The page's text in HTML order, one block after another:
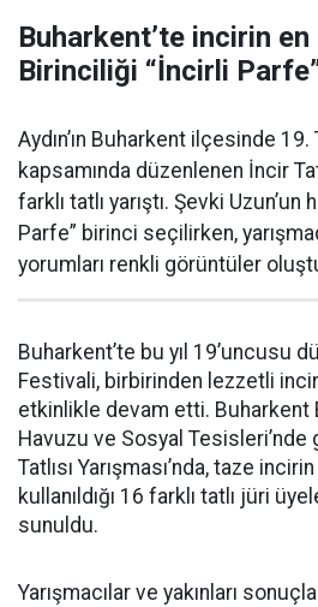
Buharkent’te incirin en
Birinciliği “İncirli
Aydın’ın Buharkent ilçesinde
kapsamında düzenlenen İncir
farklı tatlı yarıştı. Şevki Uzun’un
Parfe” birinci seçilirken,
yorumları renkli görüntüler
Buharkent’te bu yıl 19’uncusu
Festivali, birbirinden lezzetli incir
etkinlikle devam etti. Buharkent
Havuzu ve Sosyal
Tatlısı Yarışması’nda, taze
kullanıldığı 16 farklı tatlı jüri
sunuldu.
Yarışmacılar ve yakınları